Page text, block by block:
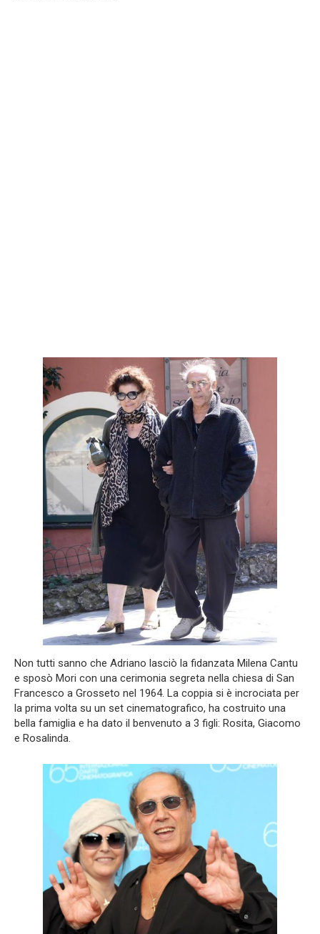
Non tutti sanno che Adriano lasciò la fidanzata Milena Cantu
e sposò Mori con una cerimonia segreta nella chiesa di San
Francesco a Grosseto nel 1964. La coppia si è incrociata per
la prima volta su un set cinematografico, ha costruito una
bella famiglia e ha dato il benvenuto a 3 figli: Rosita, Giacomo
e Rosalinda.